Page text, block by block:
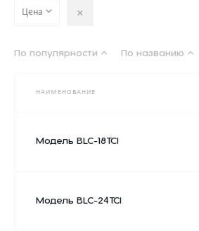
Цена
По популярности По названию
НАИМЕНОВАНИЕ
Модель BLC-18TCI
Модель BLC-24TCI